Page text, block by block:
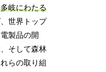
岐にわたる
世界トップ
製品の開
そして森林
らの取り組